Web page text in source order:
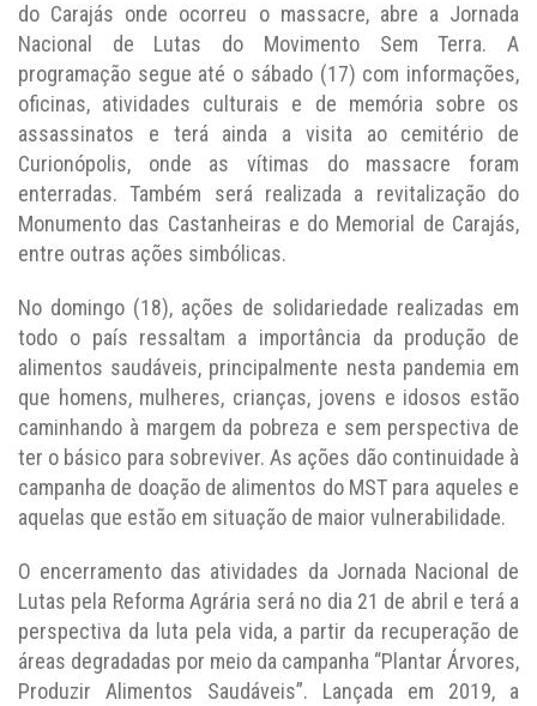
do Carajás onde ocorreu o massacre, abre a Jornada
Nacional de Lutas do Movimento Sem Terra. A
programação segue até o sábado (17) com informações,
oficinas, atividades culturais e de memória sobre os
assassinatos e terá ainda a visita ao cemitério de
Curionópolis, onde as vítimas do massacre foram
enterradas. Também será realizada a revitalização do
Monumento das Castanheiras e do Memorial de Carajás,
entre outras ações simbólicas.
No domingo (18), ações de solidariedade realizadas em
todo o país ressaltam a importância da produção de
alimentos saudáveis, principalmente nesta pandemia em
que homens, mulheres, crianças, jovens e idosos estão
caminhando à margem da pobreza e sem perspectiva de
ter o básico para sobreviver. As ações dão continuidade à
campanha de doação de alimentos do MST para aqueles e
aquelas que estão em situação de maior vulnerabilidade.
O encerramento das atividades da Jornada Nacional de
Lutas pela Reforma Agrária será no dia 21 de abril e terá a
perspectiva da luta pela vida, a partir da recuperação de
áreas degradadas por meio da campanha “Plantar Árvores,
Produzir Alimentos Saudáveis”. Lançada em 2019, a